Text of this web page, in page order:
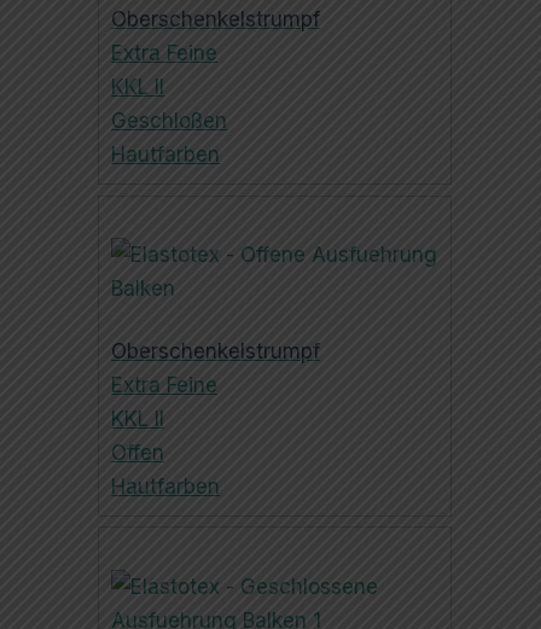
Oberschenkelstrumpf
Extra Feine
KKL II
Geschloßen
Hautfarben
Oberschenkelstrumpf
Extra Feine
KKL II
Offen
Hautfarben